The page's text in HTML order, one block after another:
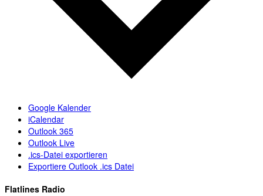
Google Kalender
iCalendar
Outlook 365
Outlook Live
.ics-Datei exportieren
Exportiere Outlook .ics Datei
Flatlines Radio